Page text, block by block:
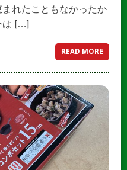
れたこともなかったか
は […]
READ MORE